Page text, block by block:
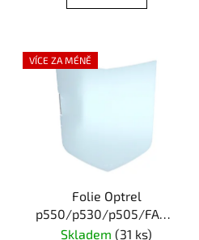
VÍCE ZA MÉNĚ
Folie Optrel
p550/p530/p505/FAZOR
1000 - vnější
Skladem (31 ks)